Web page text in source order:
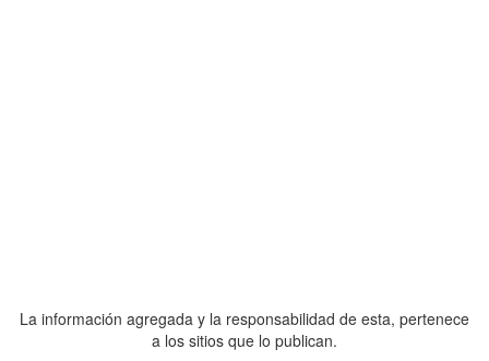
La información agregada y la responsabilidad de esta, pertenece
a los sitios que lo publican.